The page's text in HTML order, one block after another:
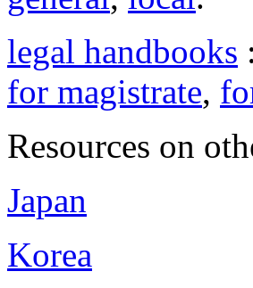
legal handbooks :
for magistrate,
Resources on
Japan
Korea